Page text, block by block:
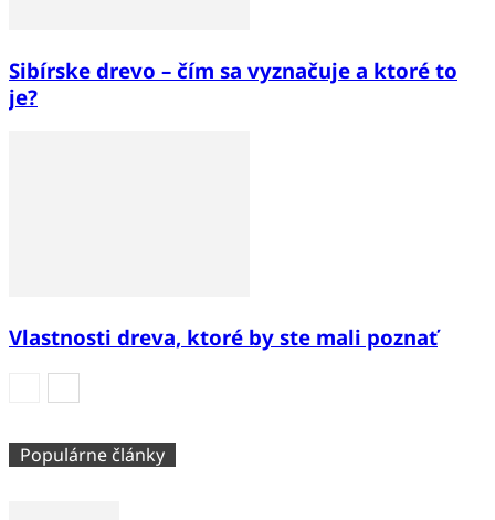
Sibírske drevo – čím sa vyznačuje a ktoré to
je?
Vlastnosti dreva, ktoré by ste mali poznať
Populárne články